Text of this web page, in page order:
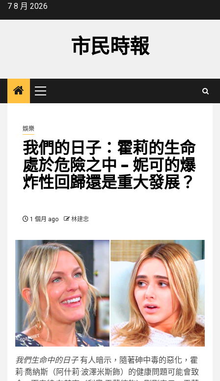
Skip7 8 月 2026
市民時報
Primary
Menu
娛樂
我們的日子：霍莉的生命
處於危險之中 – 妮可的爆
炸性回歸還是重大發展？
1 個月 ago 林建忠
我們生命中的日子有人暗示，隨著砷中毒的惡化，霍
莉·喬納斯（阿什莉·波澤米斯飾）的健康問題可能會致